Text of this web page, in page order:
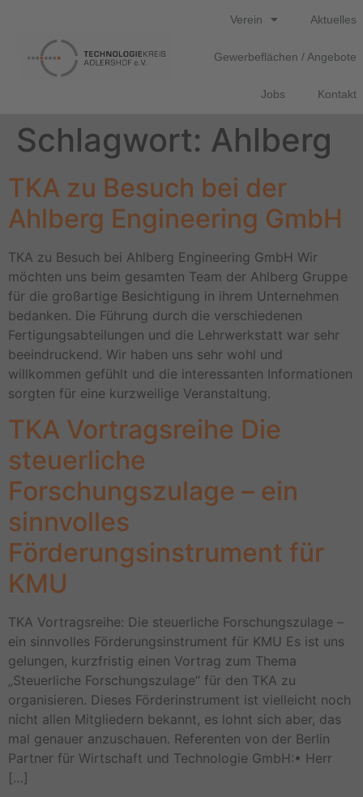
Verein Aktuelles
Gewerbeflächen / Angebote
Jobs Kontakt
Schlagwort: Ahlberg
TKA zu Besuch bei der
Ahlberg Engineering GmbH
TKA zu Besuch bei Ahlberg Engineering GmbH Wir
möchten uns beim gesamten Team der Ahlberg Gruppe
für die großartige Besichtigung in ihrem Unternehmen
bedanken. Die Führung durch die verschiedenen
Fertigungsabteilungen und die Lehrwerkstatt war sehr
beeindruckend. Wir haben uns sehr wohl und
willkommen gefühlt und die interessanten Informationen
sorgten für eine kurzweilige Veranstaltung.
TKA Vortragsreihe Die
steuerliche
Forschungszulage – ein
sinnvolles
Förderungsinstrument für
KMU
TKA Vortragsreihe: Die steuerliche Forschungszulage –
ein sinnvolles Förderungsinstrument für KMU Es ist uns
gelungen, kurzfristig einen Vortrag zum Thema
„Steuerliche Forschungszulage“ für den TKA zu
organisieren. Dieses Förderinstrument ist vielleicht noch
nicht allen Mitgliedern bekannt, es lohnt sich aber, das
mal genauer anzuschauen. Referenten von der Berlin
Partner für Wirtschaft und Technologie GmbH:• Herr
[…]